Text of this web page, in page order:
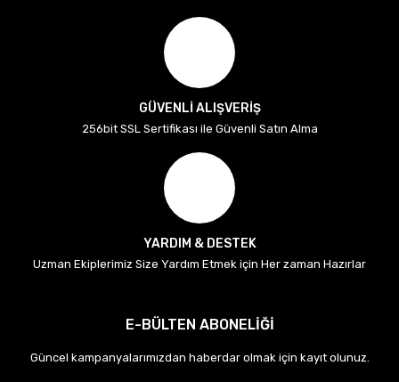
GÜVENLİ ALIŞVERİŞ
256bit SSL Sertifikası ile Güvenli Satın Alma
YARDIM & DESTEK
Uzman Ekiplerimiz Size Yardım Etmek için Her zaman Hazırlar
E-BÜLTEN ABONELİĞİ
Güncel kampanyalarımızdan haberdar olmak için kayıt olunuz.